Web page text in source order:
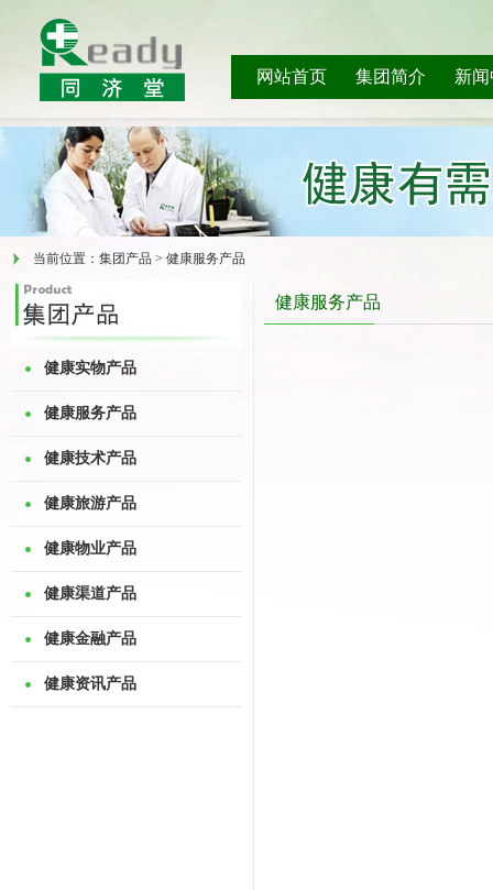
网站首页 集团简介 新
当前位置：集团产品 > 健康服务产品
健康实物产品
健康服务产品
健康技术产品
健康旅游产品
健康物业产品
健康渠道产品
健康金融产品
健康资讯产品
健康服务产品